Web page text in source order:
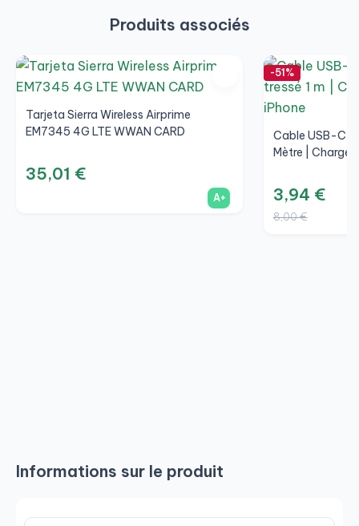
Produits associés
Tarjeta Sierra Wireless Airprime
EM7345 4G LTE WWAN CARD
35,01 €
A+
-51%
Cable USB-C
Mètre | Charge
3,94 €
8,00 €
Informations sur le produit